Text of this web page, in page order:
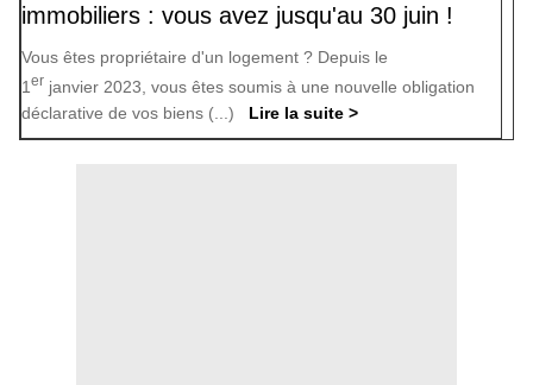
immobiliers : vous avez jusqu'au 30 juin !
Vous êtes propriétaire d'un logement ? Depuis le
1 er janvier 2023, vous êtes soumis à une nouvelle obligation
déclarative de vos biens (...) Lire la suite >